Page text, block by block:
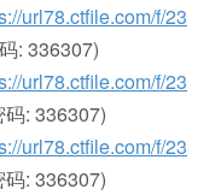
url78.ctfile.com/f/23
: 336307)
url78.ctfile.com/f/23
: 336307)
url78.ctfile.com/f/23
: 336307)